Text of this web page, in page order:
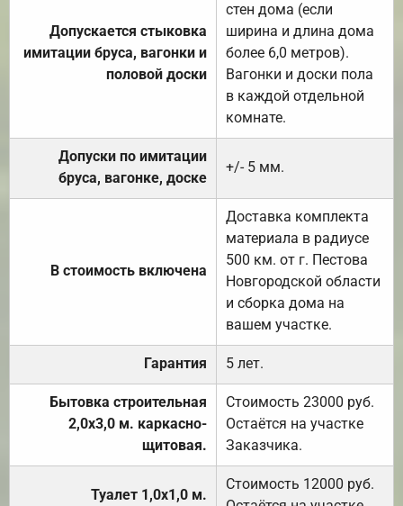
Допускается стыковка
имитации бруса, вагонки и
половой доски
стен дома (если
ширина и длина дома
более 6,0 метров).
Вагонки и доски пола
в каждой отдельной
комнате.
Допуски по имитации
бруса, вагонке, доске
+/- 5 мм.
В стоимость включена
Доставка комплекта
материала в радиусе
500 км. от г. Пестова
Новгородской области
и сборка дома на
вашем участке.
Гарантия 5 лет.
Бытовка строительная
2,0х3,0 м. каркасно-
щитовая.
Стоимость 23000 руб.
Остаётся на участке
Заказчика.
Туалет 1,0х1,0 м.
Стоимость 12000 руб.